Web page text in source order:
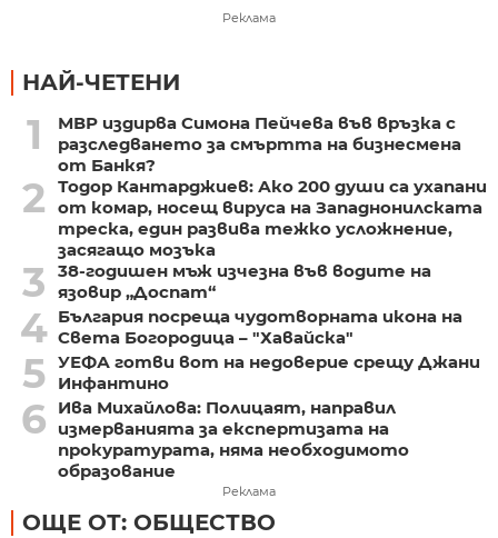
Реклама
НАЙ-ЧЕТЕНИ
1
МВР издирва Симона Пейчева във връзка с
разследването за смъртта на бизнесмена
от Банкя?
2
Тодор Кантарджиев: Ако 200 души са ухапани
от комар, носещ вируса на Западнонилската
треска, един развива тежко усложнение,
засягащо мозъка
3
38-годишен мъж изчезна във водите на
язовир „Доспат“
4 България посреща чудотворната икона на
Света Богородица – "Хавайска"
5 УЕФА готви вот на недоверие срещу Джани
Инфантино
6
Ива Михайлова: Полицаят, направил
измерванията за експертизата на
прокуратурата, няма необходимото
образование
Реклама
ОЩЕ ОТ: ОБЩЕСТВО